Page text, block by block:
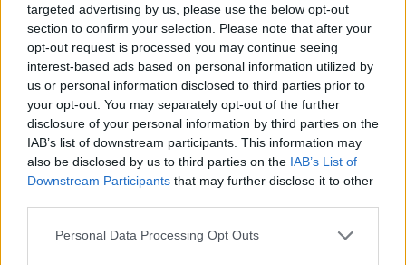
targeted advertising by us, please use the below opt-out
section to confirm your selection. Please note that after your
opt-out request is processed you may continue seeing
interest-based ads based on personal information utilized by
us or personal information disclosed to third parties prior to
your opt-out. You may separately opt-out of the further
disclosure of your personal information by third parties on the
IAB’s list of downstream participants. This information may
also be disclosed by us to third parties on the IAB’s List of
Downstream Participants that may further disclose it to other
Personal Data Processing Opt Outs